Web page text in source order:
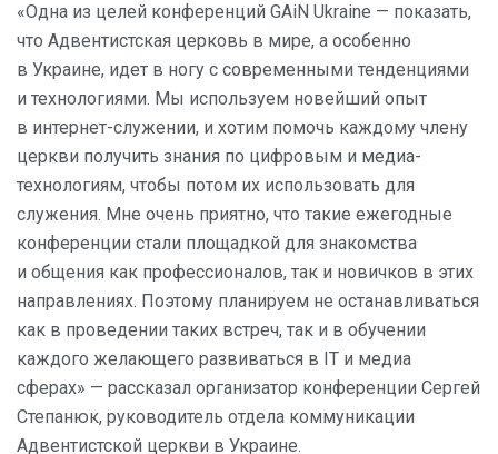
«Одна из целей конференций GAiN Ukraine — показать,
что Адвентистская церковь в мире, а особенно
в Украине, идет в ногу с современными тенденциями
и технологиями. Мы используем новейший опыт
в интернет-служении, и хотим помочь каждому члену
церкви получить знания по цифровым и медиа-
технологиям, чтобы потом их использовать для
служения. Мне очень приятно, что такие ежегодные
конференции стали площадкой для знакомства
и общения как профессионалов, так и новичков в этих
направлениях. Поэтому планируем не останавливаться
как в проведении таких встреч, так и в обучении
каждого желающего развиваться в IT и медиа
сферах» — рассказал организатор конференции Сергей
Степанюк, руководитель отдела коммуникации
Адвентистской церкви в Украине.